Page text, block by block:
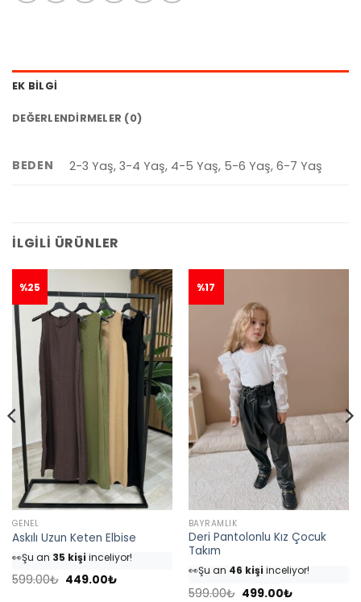
EK BILGI
DEĞERLENDIRMELER (0)
BEDEN 2-3 Yaş, 3-4 Yaş, 4-5 Yaş, 5-6 Yaş, 6-7 Yaş
İLGILI ÜRÜNLER
%25
GENEL
Askılı Uzun Keten Elbise
👀Şu an35 kişiinceliyor!
⭐️Bu ürünü 40 kişifavoriledi!
🛒18 kişisepetine ekledi!
599.00₺ Orijinal
449.00₺Şu
%17
BAYRAMLIK
Deri Pantolonlu Kız Çocuk
Takım
👀Şu an
⭐️Bu ürünü54 kişifavoriledi!
🛒25 kişisepetine ekledi!
599.00₺ Orijinal
499.00₺Şu